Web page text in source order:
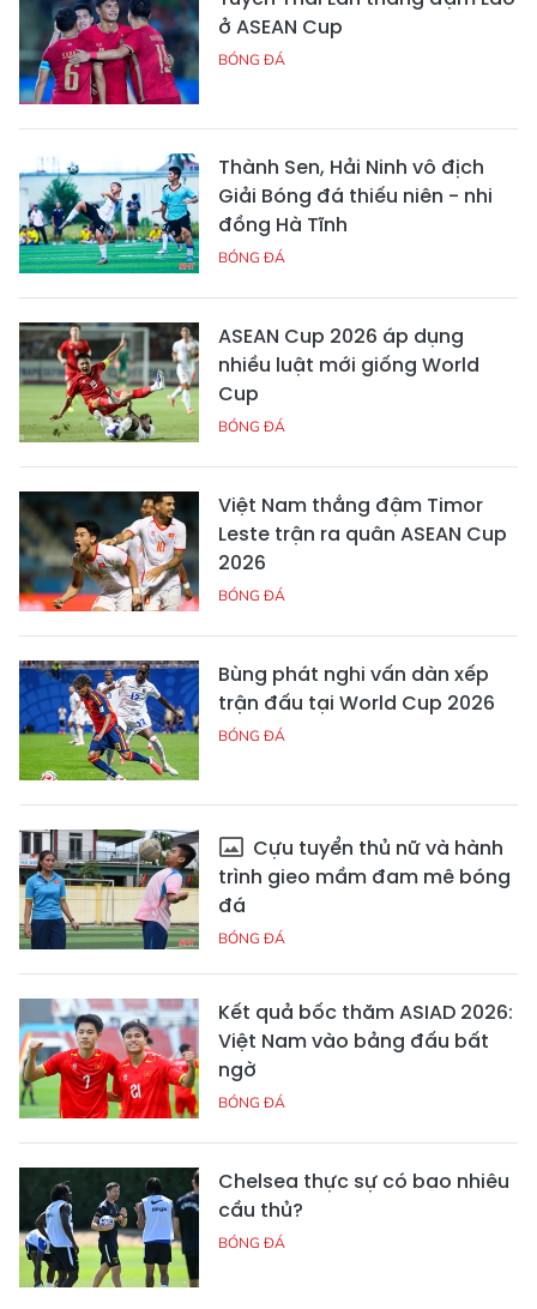
ở ASEAN Cup
BÓNG ĐÁ
Thành Sen, Hải Ninh vô địch
Giải Bóng đá thiếu niên - nhi
đồng Hà Tĩnh
BÓNG ĐÁ
ASEAN Cup 2026 áp dụng
nhiều luật mới giống World
Cup
BÓNG ĐÁ
Việt Nam thắng đậm Timor
Leste trận ra quân ASEAN Cup
2026
BÓNG ĐÁ
Bùng phát nghi vấn dàn xếp
trận đấu tại World Cup 2026
BÓNG ĐÁ
Cựu tuyển thủ nữ và hành
trình gieo mầm đam mê bóng
đá
BÓNG ĐÁ
Kết quả bốc thăm ASIAD 2026:
Việt Nam vào bảng đấu bất
ngờ
BÓNG ĐÁ
Chelsea thực sự có bao nhiêu
cầu thủ?
BÓNG ĐÁ